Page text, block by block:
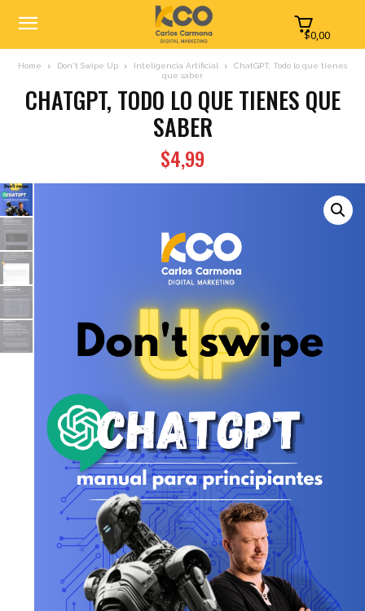
$0,00
Home Don't Swipe Up Inteligencia Artificial
ChatGPT, Todo lo que tienes
que saber
CHATGPT, TODO LO QUE TIENES QUE
SABER
$4,99